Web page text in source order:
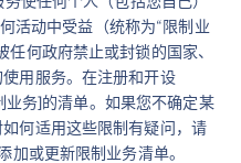
活动中受益（统称为“限制业
何政府禁止或封锁的国家、
用服务。在注册和开设
务]的清单。如果您不确定某
何适用这些限制有疑问，请
加或更新限制业务清单。